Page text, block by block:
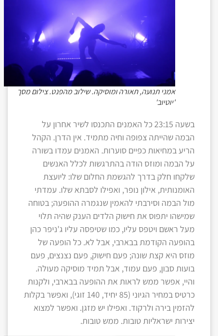
אמני תנועה, תאורה ומוסיקה. שילוב מהפנט. צילום מסך
'יוטיוב'
בשעה 23:15 כל האמנים התכנסו לשיר אחרון על
הבמה שהייתה צפופה וחיה מתמיד. אין הדרן. הקהל
הריע במחיאות כפיים סוערות. האמנים עמדו בשורה
על הבמה ומוזס הודה בהתרגשות לכלל האנשים
שלקחו חלק בדרך להגשמת החלום שלו: ליועצת
האומנותית, אילון נופר, ואפילו לסבתא שלו. עמדתי
מול הבמה וסירבתי להאמין שנגמרה ההופעה; בטוחה
שמישהו יתפוס את חישוק הלדים הענק שהיה תלוי
מעל ראשם ויטפס עליו, כמו שטיפסה עליו ג'ניפר כהן
בהופעה הקודמת בבארבי, אבל לא. כל הופעה של
מוזס היא קצת שונה; פעם חישוק, פעם נצנצים, פעם
בועות סבון, פעם עמוד, אבל תמיד מוסיקה מעולה.
והיי, אפשר ממש לראות את ההופעה בבארבי, ולקנות
כרטיס במחיר הגיוני (85 יחיד, 140 זוגי), ואפשר בקלות
להזמין בירה ולרקוד. ואפילו יש מזגן. ואפשר למצוא
יצירות ישראליות טובות. ממש טובות.